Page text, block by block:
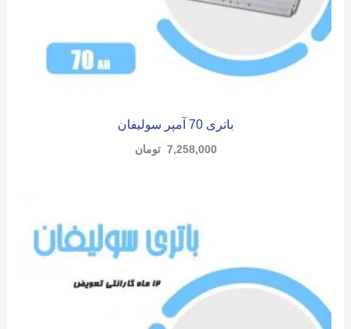
باتری 70 آمپر سولیفان
7,258,000 تومان